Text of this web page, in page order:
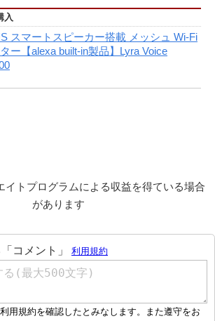
入
スマートスピーカー搭載 メッシュ Wi-Fi
ー【alexa built-in製品】Lyra Voice
イトプログラムによる収益を得ている場合
があります